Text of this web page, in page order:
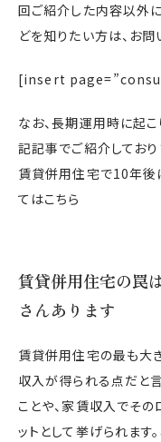
回ご紹介した内容以外
どを知りたい方は、お問
[insert
なお、長期運用時に起
記記事でご紹介してお
賃貸併用住宅で10年後
てはこちら
賃貸併用住宅の罠
さんあります
賃貸併用住宅の最も大
収入が得られる点だと
ことや、家賃収入でそ
ットとして挙げられます